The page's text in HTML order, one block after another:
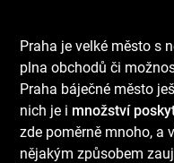
Praha je velké město s
plna obchodů či
Praha báječné město
nich je i množství
zde poměrně mnoho, a
nějakým způsobem